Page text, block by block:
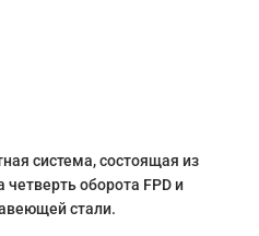
система, состоящая из
оборота FPD и
стали.